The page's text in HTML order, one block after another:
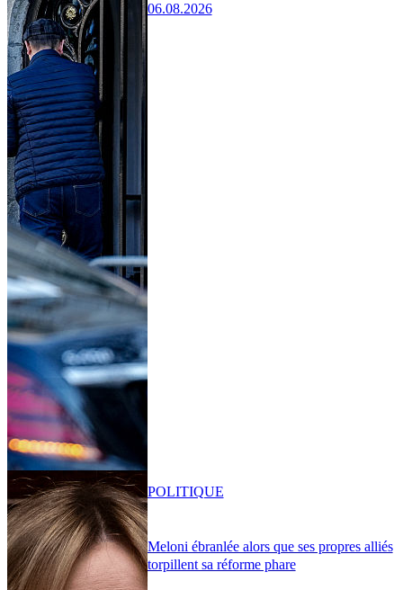
06.08.2026
Meloni ébranlée alors que ses propres alliés
torpillent sa réforme phare
POLITIQUE